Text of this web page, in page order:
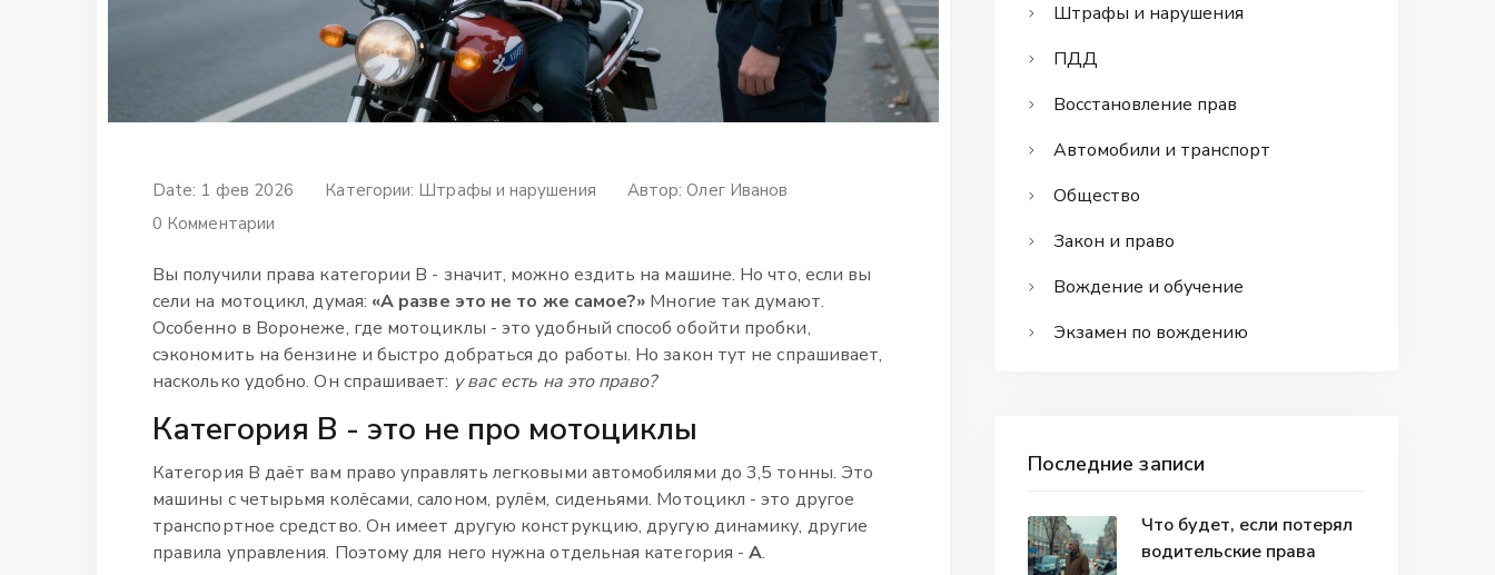
Date: 1 фев 2026 Категории: Штрафы и нарушения Автор:Олег Иванов
0 Комментарии
Вы получили права категории В - значит, можно ездить на машине. Но что, если вы
сели на мотоцикл, думая: «А разве это не то же самое?» Многие так думают.
Особенно в Воронеже, где мотоциклы - это удобный способ обойти пробки,
сэкономить на бензине и быстро добраться до работы. Но закон тут не спрашивает,
насколько удобно. Он спрашивает: у вас есть на это право?
Категория В - это не про мотоциклы
Категория В даёт вам право управлять легковыми автомобилями до 3,5 тонны. Это
машины с четырьмя колёсами, салоном, рулём, сиденьями. Мотоцикл - это другое
транспортное средство. Он имеет другую конструкцию, другую динамику, другие
правила управления. Поэтому для него нужна отдельная категория -А.
Штрафы и нарушения
ПДД
Восстановление прав
Автомобили и транспорт
Общество
Закон и право
Вождение и обучение
Экзамен по вождению
Последние записи
Что будет, если потерял
водительские права